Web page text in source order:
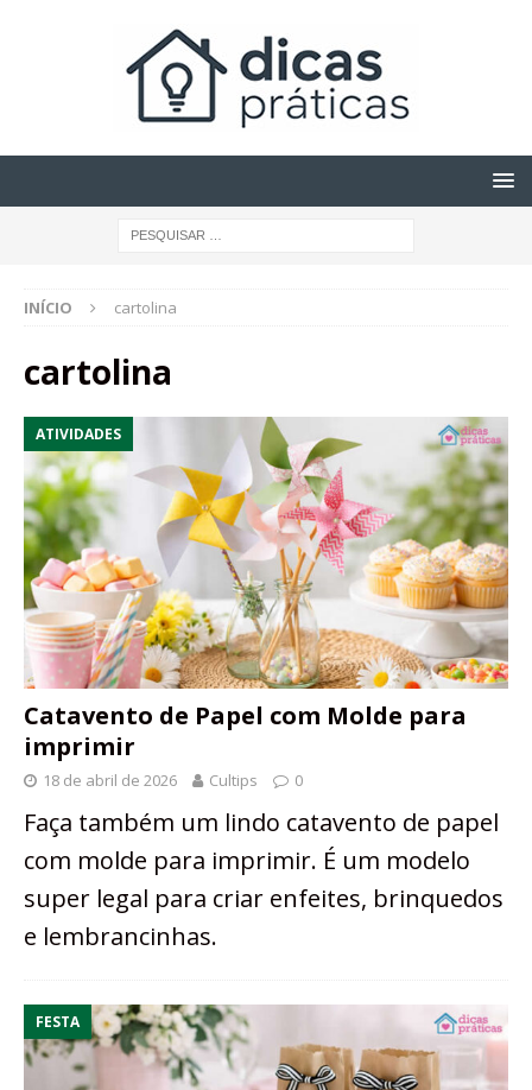
INÍCIO cartolina
cartolina
ATIVIDADES
Catavento de Papel com Molde para
imprimir
18 de abril de 2026 Cultips 0
Faça também um lindo catavento de papel
com molde para imprimir. É um modelo
super legal para criar enfeites, brinquedos
e lembrancinhas.
FESTA